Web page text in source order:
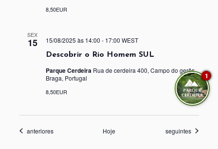
8,50EUR
SEX
15
Descobrir o Rio Homem SUL
15/08/2025 às 14:00 - 17:00 WEST
Parque Cerdeira Rua de cerdeira 400, Campo do gerês,
Braga, Portugal
8,50EUR
Eventos
anteriores Hoje Eventos
seguintes
1